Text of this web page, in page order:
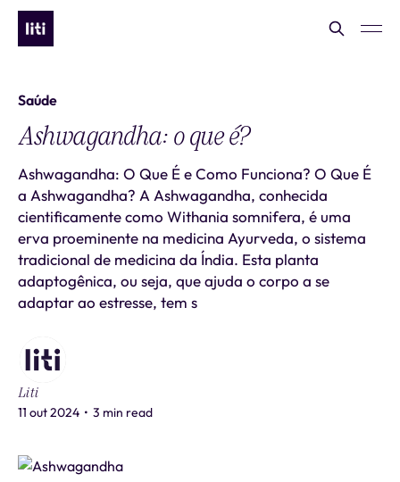
Saúde
Ashwagandha: o que é?
Ashwagandha: O Que É e Como Funciona? O Que É
a Ashwagandha? A Ashwagandha, conhecida
cientificamente como Withania somnifera, é uma
erva proeminente na medicina Ayurveda, o sistema
tradicional de medicina da Índia. Esta planta
adaptogênica, ou seja, que ajuda o corpo a se
adaptar ao estresse, tem s
Liti
11 out 2024 • 3 min read